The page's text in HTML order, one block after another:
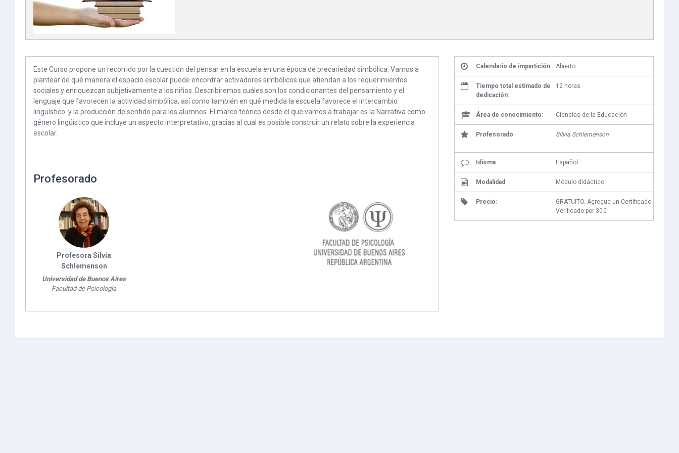
Este Curso propone un recorrido por la cuestión del pensar en la escuela en una época de precariedad simbólica. Vamos a
plantear de qué manera el espacio escolar puede encontrar activadores simbólicos que atiendan a los requerimientos
sociales y enriquezcan subjetivamente a los niños. Describiremos cuáles son los condicionantes del pensamiento y el
lenguaje que favorecen la actividad simbólica, así como también en qué medida la escuela favorece el intercambio
lingüístico y la producción de sentido para los alumnos. El marco teórico desde el que vamos a trabajar es la Narrativa como
género lingüístico que incluye un aspecto interpretativo, gracias al cual es posible construir un relato sobre la experiencia
escolar.
Profesorado
Profesora Silvia
Schlemenson
Universidad de Buenos Aires
Facultad de Psicología
Calendario de impartición: Abierto
Tiempo total estimado de
dedicación:
12 horas
Área de conocimiento: Ciencias de la Educación
Profesorado: Silvia Schlemenson
Idioma: Español
Modalidad : Módulo didáctico
Precio:
GRATUITO. Agregue un Certificado
Verificado por 30€